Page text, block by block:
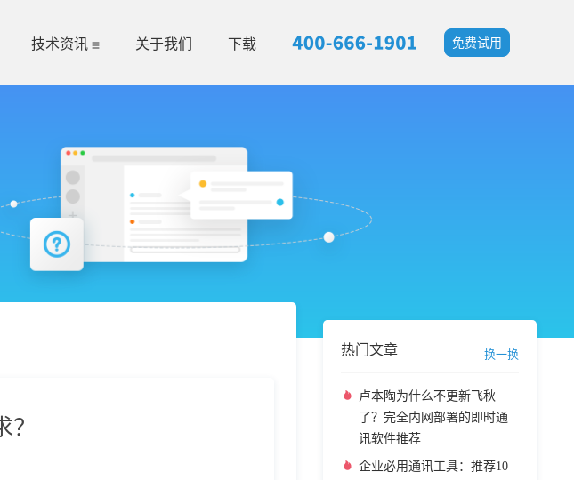
技术资讯 关于我们 下载 免费试用
热门文章 换一换
卢本陶为什么不更新飞秋
了？完全内网部署的即时通
讯软件推荐
企业必用通讯工具：推荐10